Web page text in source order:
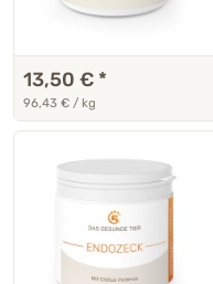
13,50 € *
96,43 € / kg